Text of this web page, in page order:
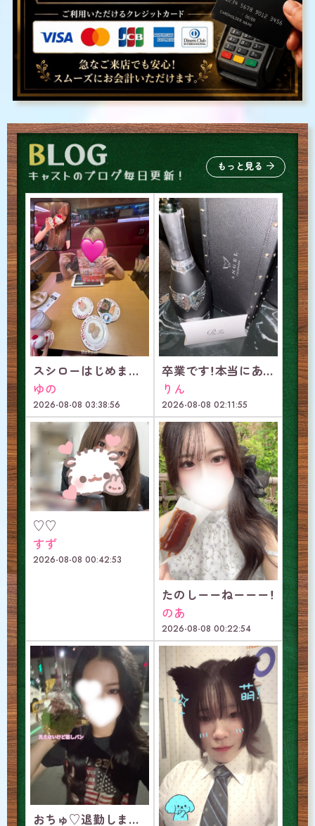
もっと見る
スシローはじめまして
ゆの
2026-08-08 03:38:56
卒業です！本当にありがとうございました！
りん
2026-08-08 02:11:55
♡♡
すず
2026-08-08 00:42:53
たのしーーねーーー！
のあ
2026-08-08 00:22:54
おちゅ♡退勤しました～